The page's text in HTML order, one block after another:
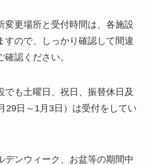
変更場所と受付時間は、各施設
すので、しっかり確認して間違
認ください。
でも土曜日、祝日、振替休日及
29日～1月3日）は受付をしてい
デンウィーク、お盆等の期間中